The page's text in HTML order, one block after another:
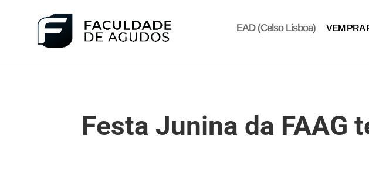
EAD (Celso Lisboa) VEM PRA
Festa Junina da FAAG